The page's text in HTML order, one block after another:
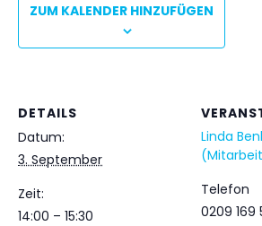
ZUM KALENDER HINZUFÜGEN
DETAILS
Datum:
3. September
Zeit:
14:00 – 15:30
Linda
Telefon
0209 169